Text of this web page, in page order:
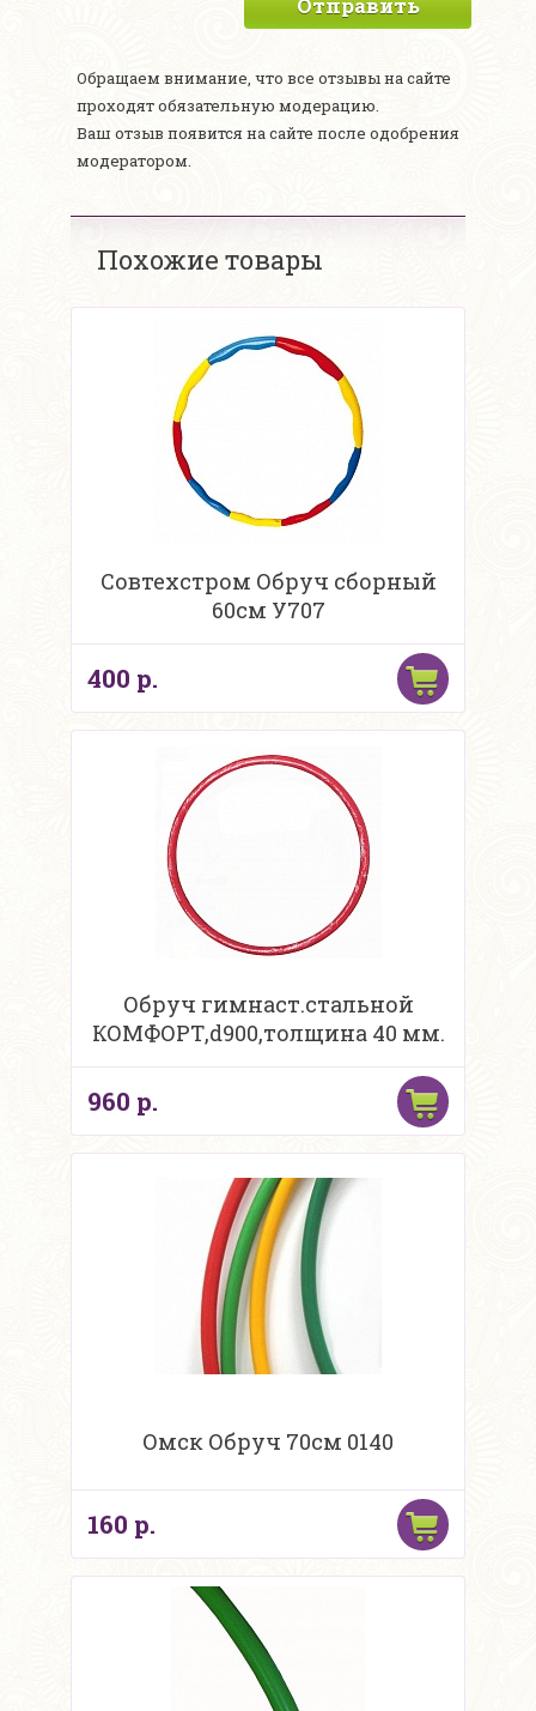
Отправить
Обращаем внимание, что все отзывы на сайте
проходят обязательную модерацию.
Ваш отзыв появится на сайте после одобрения
модератором.
Похожие товары
Совтехстром Обруч сборный
60см У707
400 р.
Обруч гимнаст.стальной
КОМФОРТ,d900,толщина 40 мм.
960 р.
Омск Обруч 70см 0140
160 р.